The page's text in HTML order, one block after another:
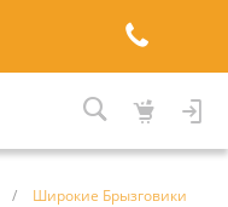
/ Широкие Брызговики